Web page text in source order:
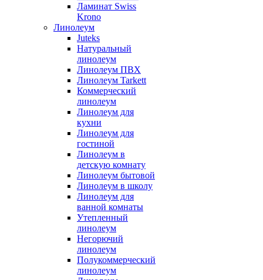
Ламинат Swiss
Krono
Линолеум
Juteks
Натуральный
линолеум
Линолеум ПВХ
Линолеум Tarkett
Коммерческий
линолеум
Линолеум для
кухни
Линолеум для
гостиной
Линолеум в
детскую комнату
Линолеум бытовой
Линолеум в школу
Линолеум для
ванной комнаты
Утепленный
линолеум
Негорючий
линолеум
Полукоммерческий
линолеум